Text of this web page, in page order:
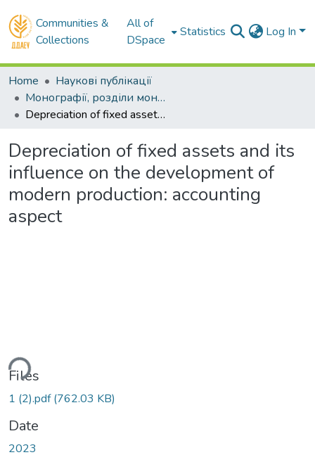
Communities &
Collections
All of
DSpace
Statistics Log In
Home
Наукові публікації
Монографії, розділи монографій
Depreciation of fixed assets and its influence on the development of modern production: accounting aspect
Depreciation of fixed assets and its
influence on the development of
modern production: accounting
aspect
Files
1 (2).pdf(762.03 KB)
Date
2023